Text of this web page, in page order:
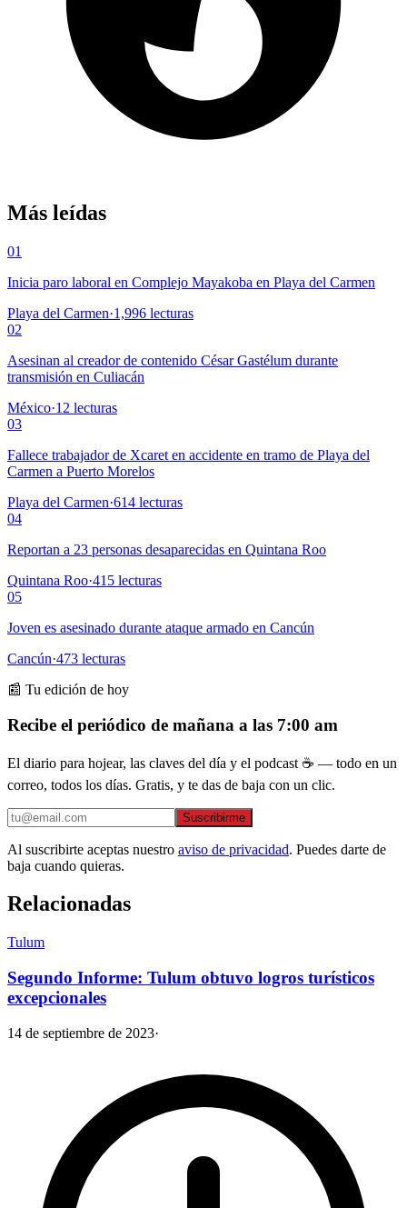
Más leídas
01
Inicia paro laboral en Complejo Mayakoba en Playa del Carmen
Playa del Carmen·1,996 lecturas
02
Asesinan al creador de contenido César Gastélum durante
transmisión en Culiacán
México·12 lecturas
03
Fallece trabajador de Xcaret en accidente en tramo de Playa del
Carmen a Puerto Morelos
Playa del Carmen·614 lecturas
04
Reportan a 23 personas desaparecidas en Quintana Roo
Quintana Roo·415 lecturas
05
Joven es asesinado durante ataque armado en Cancún
Cancún·473 lecturas
📰 Tu edición de hoy
Recibe el periódico de mañana a las 7:00 am
El diario para hojear, las claves del día y el podcast ☕ — todo en un
correo, todos los días. Gratis, y te das de baja con un clic.
Suscribirme
Al suscribirte aceptas nuestro aviso de privacidad. Puedes darte de
baja cuando quieras.
Relacionadas
Tulum
Segundo Informe: Tulum obtuvo logros turísticos
excepcionales
14 de septiembre de 2023·